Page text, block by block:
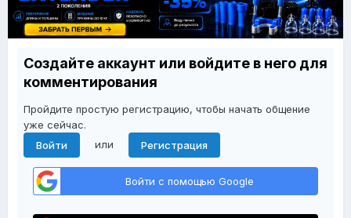
Создайте аккаунт или войдите в него для
комментирования
Пройдите простую регистрацию, чтобы начать общение
уже сейчас.
Войти
или Регистрация
Войти с помощью Google